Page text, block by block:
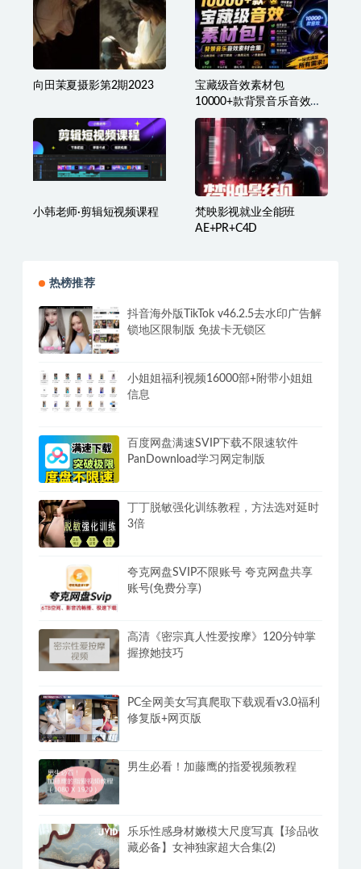
前期与后期
向田茉夏摄影第2期2023
宝藏级音效素材包
10000+款背景音乐音效合
集，自然片头婚礼会议常
用音效包，分类清晰
小韩老师·剪辑短视频课程
梵映影视就业全能班
AE+PR+C4D
热榜推荐
抖音海外版TikTok v46.2.5去水印广告解
锁地区限制版 免拔卡无锁区
小姐姐福利视频16000部+附带小姐姐
信息
百度网盘满速SVIP下载不限速软件
PanDownload学习网定制版
丁丁脱敏强化训练教程，方法选对延时
3倍
夸克网盘SVIP不限账号 夸克网盘共享
账号(免费分享)
高清《密宗真人性爱按摩》120分钟掌
握撩她技巧
PC全网美女写真爬取下载观看v3.0福利
修复版+网页版
男生必看！加藤鹰的指爱视频教程
乐乐性感身材嫩模大尺度写真【珍品收
藏必备】女神独家超大合集(2)